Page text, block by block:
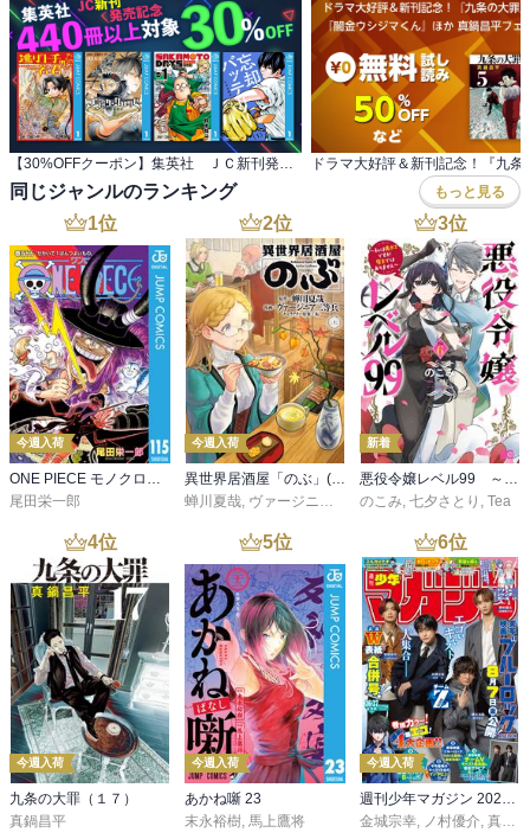
同じジャンルのランキング もっと見る
1位
今週入荷
ONE PIECE モノクロ版 115
尾田栄一郎
2位
今週入荷
異世界居酒屋「のぶ」(22)
蝉川夏哉, ヴァージニア二等兵 ,転
3位
新着
悪役令嬢レベル99 ～私は裏ボスですが魔王ではありません～ その６
のこみ, 七夕さとり , Tea
4位
今週入荷
九条の大罪（１７）
真鍋昌平
5位
今週入荷
あかね噺 23
末永裕樹 馬上鷹将
6位
今週入荷
金城宗幸
ノ村優介 真島ヒロ